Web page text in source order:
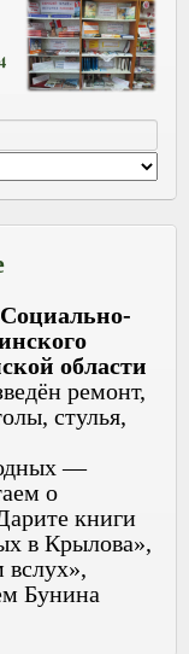
области
ремонт,
стулья,
—
о
книги
в Крылова»,
Бунина